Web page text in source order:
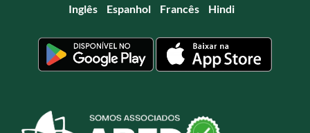
Inglês Espanhol Francês Hindi